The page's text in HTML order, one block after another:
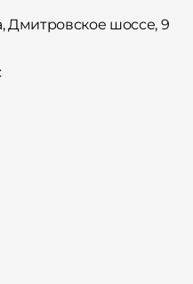
Дмитровское шоссе, 9